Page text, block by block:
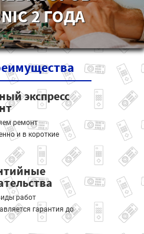
2 ГОДА
экспресс
ремонт
и в короткие
работ
гарантия до